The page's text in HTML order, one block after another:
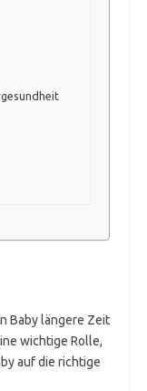
Baby längere Zeit
wichtige Rolle,
auf die richtige